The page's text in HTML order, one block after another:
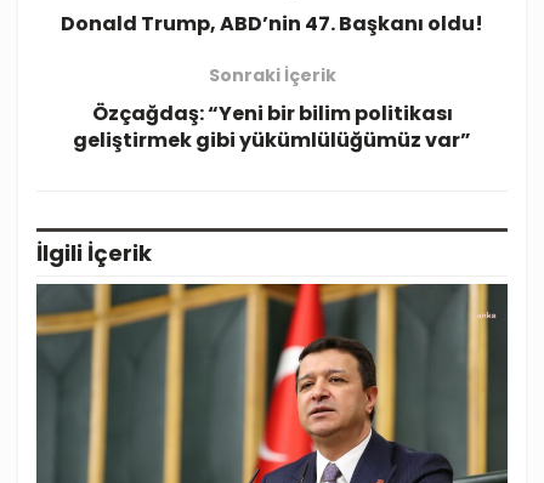
Donald Trump, ABD’nin 47. Başkanı oldu!
Sonraki İçerik
Özçağdaş: “Yeni bir bilim politikası
geliştirmek gibi yükümlülüğümüz var”
İlgili İçerik